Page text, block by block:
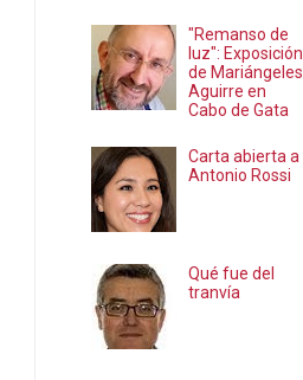
"Remanso de
luz": Exposición
de Mariángeles
Aguirre en
Cabo de Gata
Carta abierta a
Antonio Rossi
Qué fue del
tranvía